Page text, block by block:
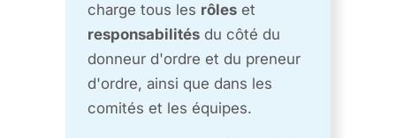
charge tous les rôles et
responsabilités du côté du
donneur d'ordre et du preneur
d'ordre, ainsi que dans les
comités et les équipes.